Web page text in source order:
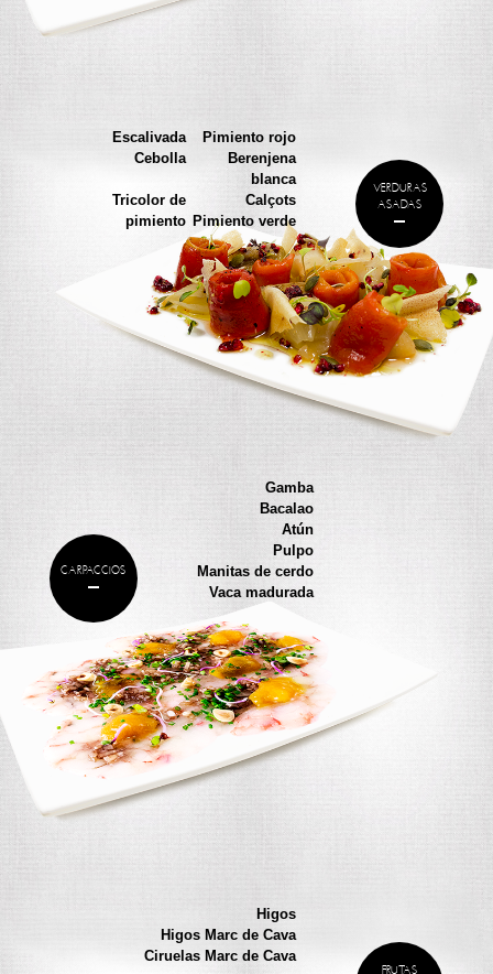
VERDURAS
ASADAS
Escalivada
Pimiento rojo
Cebolla
Berenjena
blanca
Tricolor de
pimiento
Calçots
Pimiento verde
CARPACCIOS
Gamba
Bacalao
Atún
Pulpo
Manitas de cerdo
Vaca madurada
FRUTAS
Higos
Higos Marc de Cava
Ciruelas Marc de Cava